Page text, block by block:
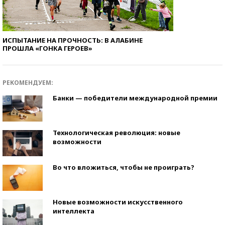
ИСПЫТАНИЕ НА ПРОЧНОСТЬ: В АЛАБИНЕ
ПРОШЛА «ГОНКА ГЕРОЕВ»
РЕКОМЕНДУЕМ:
Банки — победители международной премии
Технологическая революция: новые
возможности
Во что вложиться, чтобы не проиграть?
Новые возможности искусственного
интеллекта